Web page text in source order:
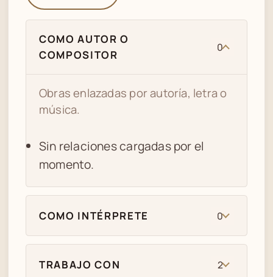
COMO AUTOR O
COMPOSITOR
0
Obras enlazadas por autoría, letra o
música.
Sin relaciones cargadas por el
momento.
COMO INTÉRPRETE 0
TRABAJO CON 2